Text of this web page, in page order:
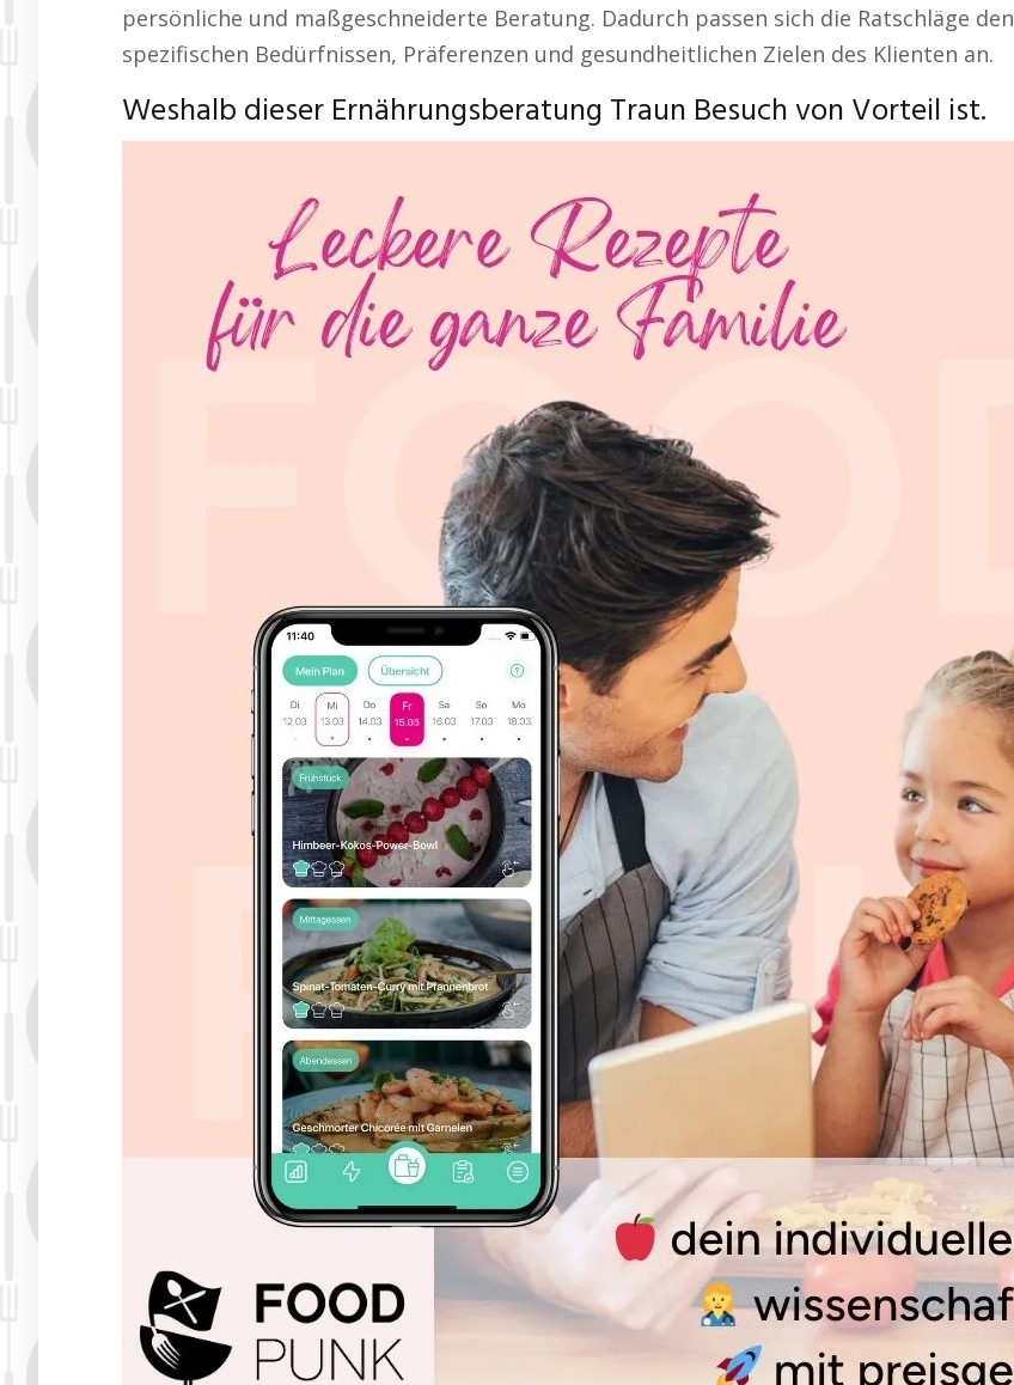
persönliche und maßgeschneiderte Beratung. Dadurch passen sich die Ratschläge den
spezifischen Bedürfnissen, Präferenzen und gesundheitlichen Zielen des Klienten an.
Weshalb dieser Ernährungsberatung Traun Besuch von Vorteil ist.